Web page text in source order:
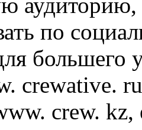
по
большего
crewative.
crew.